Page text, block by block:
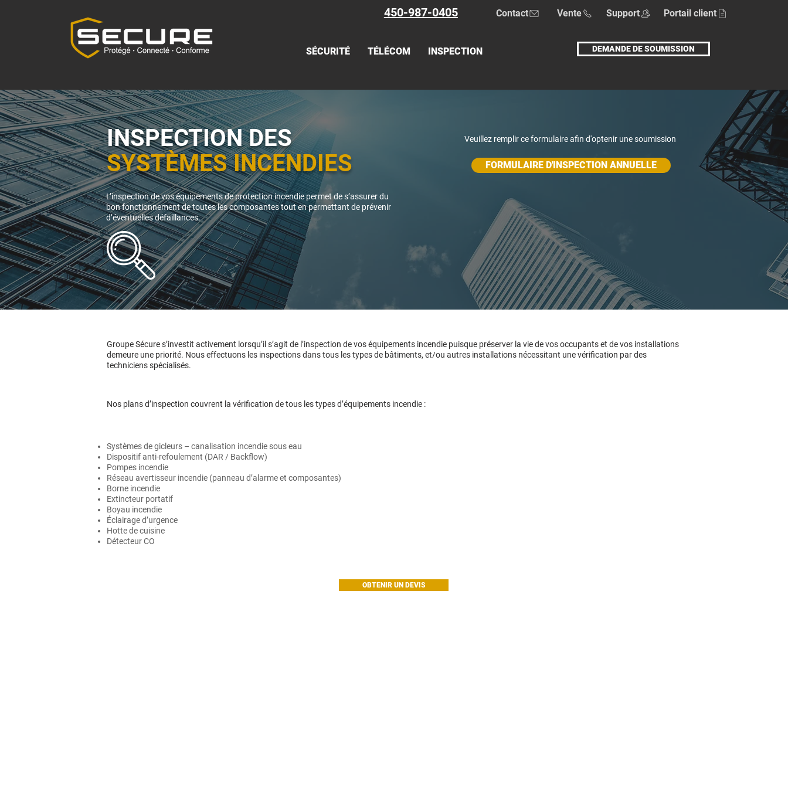
450-987-0405 Contact Vente Support Portail client
SÉCURITÉ TÉLÉCOM INSPECTION DEMANDE DE SOUMISSION
INSPECTIONDES
SYSTÈMES INCENDIES
FORMULAIRE D'INSPECTION ANNUELLE
Veuillez remplir ce formulaire afin d'optenir une soumission
L’inspection de vos équipements de protection incendie permet de s’assurer du
bon fonctionnement de toutes les composantes tout en permettant de prévenir
d’éventuelles défaillances.
Groupe Sécure s’investit activement lorsqu’il s’agit de l’inspection de vos équipements incendie puisque préserver la vie de vos occupants et de vos installations
demeure une priorité. Nous effectuons les inspections dans tous les types de bâtiments, et/ou autres installations nécessitant une vérification par des
techniciens spécialisés.
Nos plans d’inspection couvrent la vérification de tous les types d’équipements incendie :
Systèmes de gicleurs – canalisation incendie sous eau
Dispositif anti-refoulement (DAR / Backflow)
Pompes incendie
Réseau avertisseur incendie (panneau d’alarme et composantes)
Borne incendie
Extincteur portatif
Boyau incendie
Éclairage d’urgence
Hotte de cuisine
Détecteur CO
OBTENIR UN DEVIS